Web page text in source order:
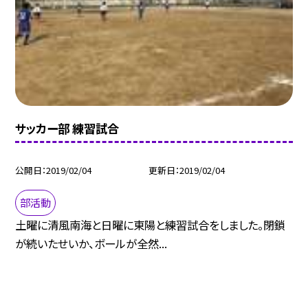
サッカー部 練習試合
公開日 2019/02/04 更新日 2019/02/04
部活動
土曜に清風南海と日曜に東陽と練習試合をしました。閉鎖
が続いたせいか、ボールが全然...